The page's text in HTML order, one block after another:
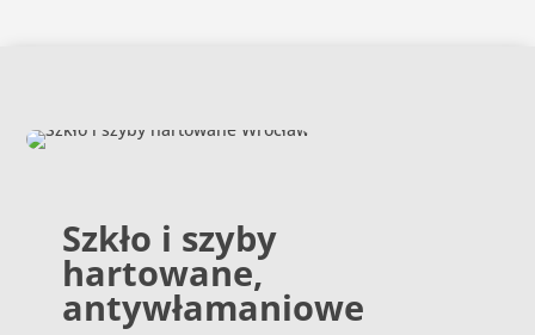
Szkło i szyby
hartowane,
antywłamaniowe